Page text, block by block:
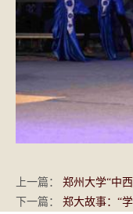
活动
上一篇： 郑州大学“中
下一篇： 郑大故事：“